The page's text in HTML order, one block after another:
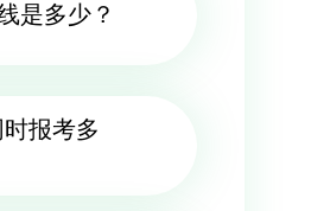
是多少？
报考多